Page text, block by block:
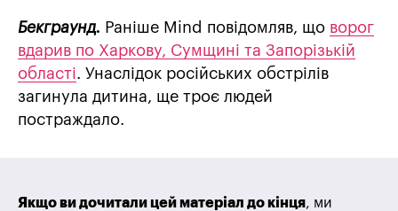
Бекграунд. Раніше Mind повідомляв, що ворог
вдарив по Харкову, Сумщині та Запорізькій
області. Унаслідок російських обстрілів
загинула дитина, ще троє людей
постраждало.
Якщо ви дочитали цей матеріал до кінця, ми